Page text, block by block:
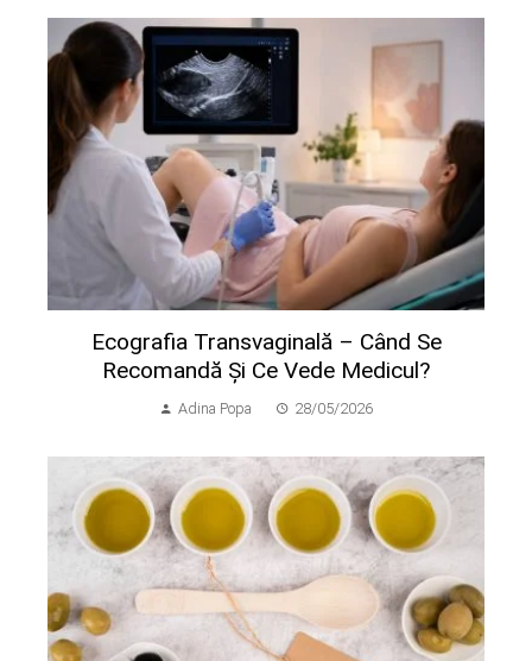
Ecografia Transvaginală – Când Se
Recomandă Și Ce Vede Medicul?
Adina Popa 28/05/2026